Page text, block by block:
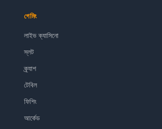
গেমিং
লাইভ ক্যাসিনো
স্লট
ক্র্যাশ
টেবিল
ফিশিং
আর্কেড